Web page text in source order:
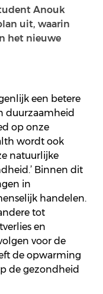
Anouk
uit, waarin
het nieuwe
een betere
duurzaamheid
op onze
wordt ook
natuurlijke
’ Binnen dit
in
handelen.
tot
verlies en
voor de
de opwarming
de gezondheid